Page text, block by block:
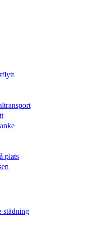
plats
städning